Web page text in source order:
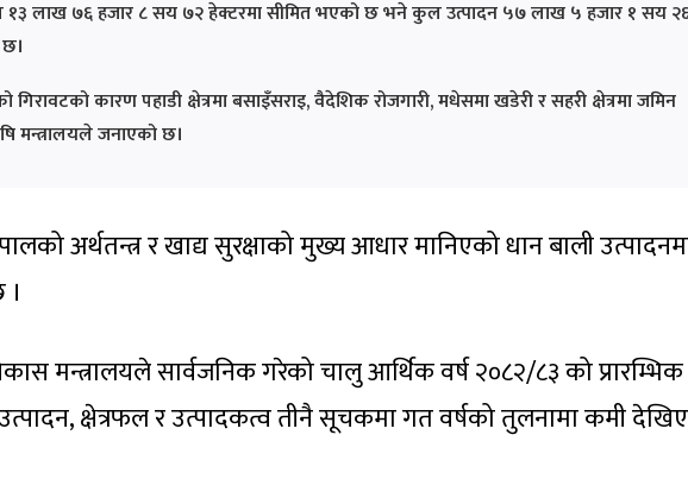
१३ लाख ७६ हजार ८ सय ७२ हेक्टरमा सीमित भएको छ भने कुल उत्पादन ५७ लाख ५ हजार १ सय
गिरावटको कारण पहाडी क्षेत्रमा बसाइँसराइ, वैदेशिक रोजगारी, मधेसमा खडेरी र सहरी क्षेत्रमा जमिन
मन्त्रालयले जनाएको छ।
अर्थतन्त्र र खाद्य सुरक्षाको मुख्य आधार मानिएको धान बाली
मन्त्रालयले सार्वजनिक गरेको चालु आर्थिक वर्ष २०८२/८३ को प्रारम्भिक
क्षेत्रफल र उत्पादकत्व तीनै सूचकमा गत वर्षको तुलनामा कमी